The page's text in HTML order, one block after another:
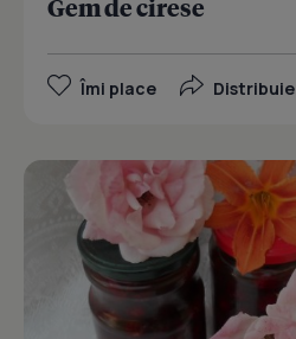
Gem de cirese
Îmi place Distribuie